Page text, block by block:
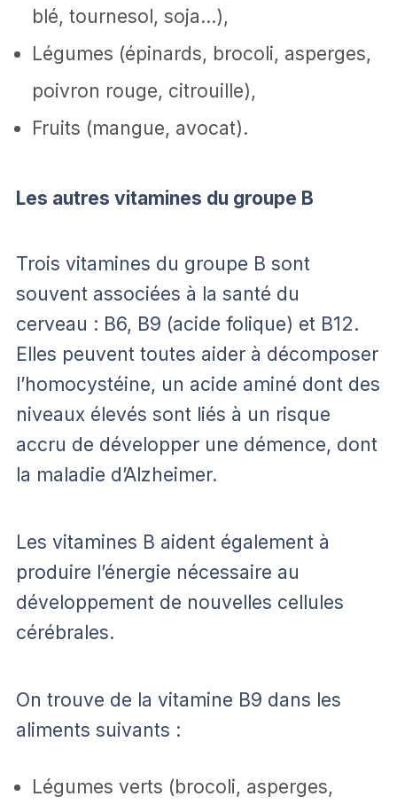
blé, tournesol, soja…),
Légumes (épinards, brocoli, asperges,
poivron rouge, citrouille),
Fruits (mangue, avocat).
Les autres vitamines du groupe B
Trois vitamines du groupe B sont
souvent associées à la santé du
cerveau : B6, B9 (acide folique) et B12.
Elles peuvent toutes aider à décomposer
l’homocystéine, un acide aminé dont des
niveaux élevés sont liés à un risque
accru de développer une démence, dont
la maladie d’Alzheimer.
Les vitamines B aident également à
produire l’énergie nécessaire au
développement de nouvelles cellules
cérébrales.
On trouve de la vitamine B9 dans les
aliments suivants :
Légumes verts (brocoli, asperges,